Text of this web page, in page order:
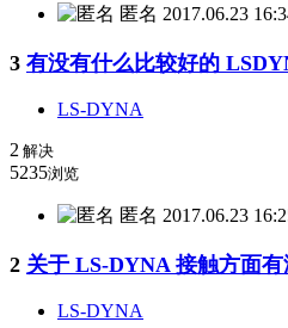
匿名 2017.06.23
3 有没有什么比较好的
LS-DYNA
2 解决
5235浏览
匿名 2017.06.23
2 关于 LS-DYNA 接触方面
LS-DYNA